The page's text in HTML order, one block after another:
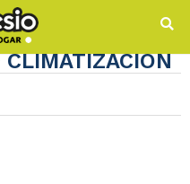
CLIMATIZACIÓN